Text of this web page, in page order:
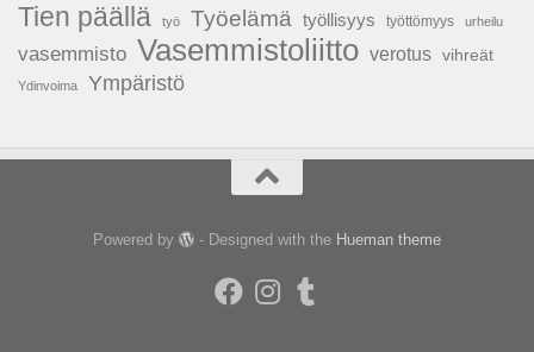
Tien päällä työ Työelämä työllisyys työttömyys urheilu
vasemmisto Vasemmistoliitto verotus vihreät
Ydinvoima Ympäristö
Powered by - Designed with the Hueman theme